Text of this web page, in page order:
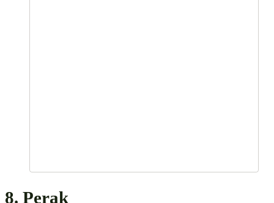
8. Perak